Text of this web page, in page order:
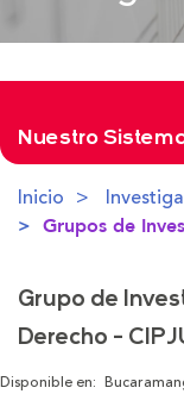
Nuestro
Inicio
Grupos de
Grupo de
Derecho -
Disponible en: